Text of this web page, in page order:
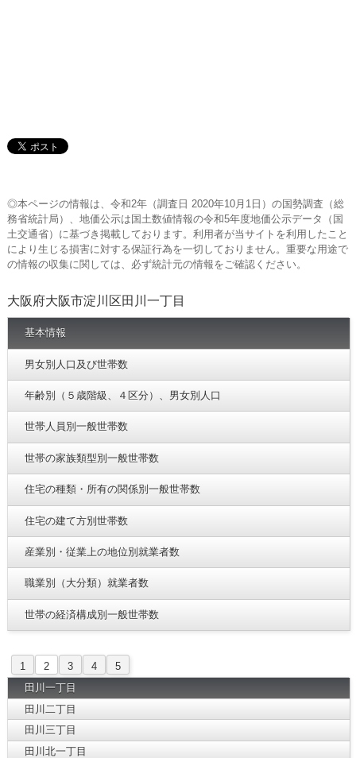
◎本ページの情報は、令和2年（調査日 2020年10月1日）の国勢調査（総
務省統計局）、地価公示は国土数値情報の令和5年度地価公示データ（国
土交通省）に基づき掲載しております。利用者が当サイトを利用したこと
により生じる損害に対する保証行為を一切しておりません。重要な用途で
の情報の収集に関しては、必ず統計元の情報をご確認ください。
大阪府大阪市淀川区田川一丁目
基本情報
男女別人口及び世帯数
年齢別（５歳階級、４区分）、男女別人口
世帯人員別一般世帯数
世帯の家族類型別一般世帯数
住宅の種類・所有の関係別一般世帯数
住宅の建て方別世帯数
産業別・従業上の地位別就業者数
職業別（大分類）就業者数
世帯の経済構成別一般世帯数
1 2 3 4
5
田川一丁目
田川二丁目
田川三丁目
田川北一丁目